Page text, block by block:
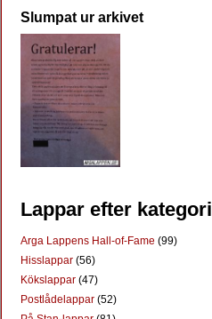
Slumpat ur arkivet
Lappar efter kategori
Arga Lappens Hall-of-Fame (99)
Hisslappar (56)
Kökslappar (47)
Postlådelappar (52)